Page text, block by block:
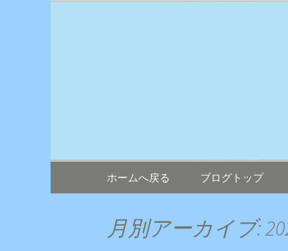
エイワ
コンテンツへ移動
ホームへ戻る ブログトップ
月別アーカイブ: